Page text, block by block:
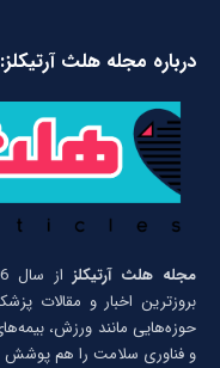
درباره مجله هلث آرتیکلز:
مجله هلث آرتیکلز
بروزترین اخبار و مقالات
حوزه‌هایی مانند ورزش،
و فناوری سلامت را هم